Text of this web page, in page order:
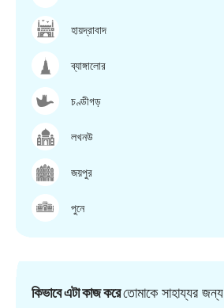
হায়দ্রাবাদ
ব্যাঙ্গালোর
চণ্ডীগড়
লখনউ
জয়পুর
পুনে
কিভাবে এটা কাজ করেতোমাকে সাহায্যর জন্য